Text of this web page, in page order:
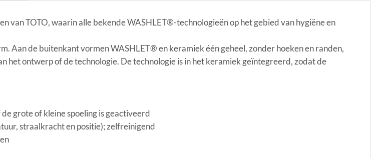
van TOTO, waarin alle bekende WASHLET®-technologieën op het gebied van hygiëne en
Aan de buitenkant vormen WASHLET® en keramiek één geheel, zonder hoeken en randen,
het ontwerp of de technologie. De technologie is in het keramiek geïntegreerd, zodat de
grote of kleine spoeling is geactiveerd
straalkracht en positie); zelfreinigend